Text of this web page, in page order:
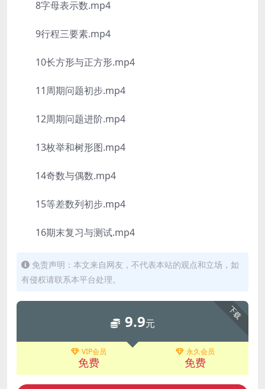
8字母表示数.mp4
9行程三要素.mp4
10长方形与正方形.mp4
11周期问题初步.mp4
12周期问题进阶.mp4
13枚举和树形图.mp4
14奇数与偶数.mp4
15等差数列初步.mp4
16期末复习与测试.mp4
免责声明：本文来自网友，不代表本站的观点和立场，如
有侵权请联系本平台处理。
下载
9.9元
VIP会员
免费
永久会员
免费